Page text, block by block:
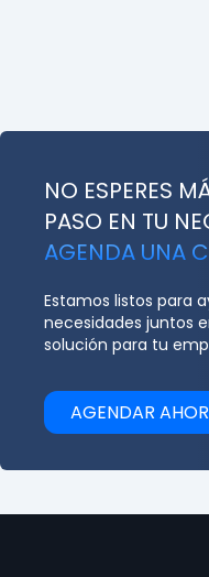
NO ESPERES
PASO EN TU
AGENDA UNA
Estamos listos para
necesidades juntos
solución para tu
AGENDAR